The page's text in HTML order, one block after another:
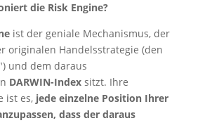
die Risk Engine?
ist der geniale Mechanismus, der
originalen Handelsstrategie (den
und dem daraus
DARWIN-Indexsitzt. Ihre
ist es, jede einzelne Position Ihrer
dass der daraus